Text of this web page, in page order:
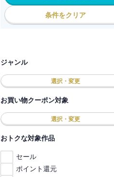
条件をクリア
ジャンル
選択・変更
お買い物クーポン対象
選択・変更
おトクな対象作品
セール
ポイント還元